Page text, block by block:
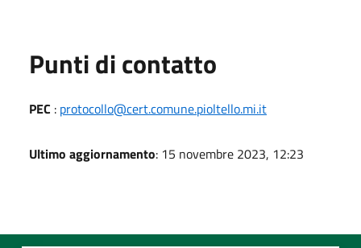
Punti di contatto
PEC : protocollo@cert.comune.pioltello.mi.it
Ultimo aggiornamento: 15 novembre 2023, 12:23